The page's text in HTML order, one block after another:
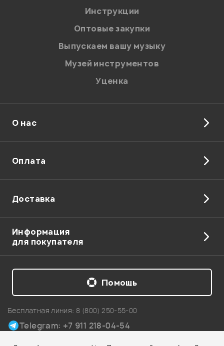
Инструкции
Оптовые закупки
Выпускаем вашу музыку
Музей инструментов
Уценка
О нас
Оплата
Доставка
Информация
для покупателя
Бесплатная линия: 8 (800) 250-55-00
Telegram: +7 911 218-04-54
Помощь